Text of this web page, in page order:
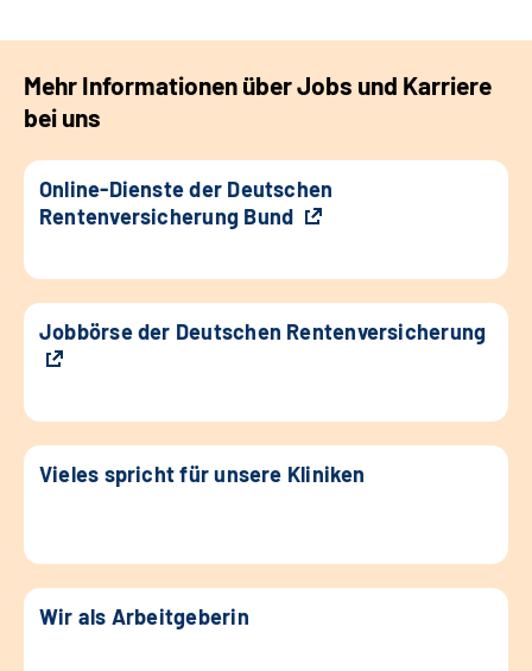
Mehr Informationen über Jobs und Karriere
bei uns
Online-Dienste der Deutschen
Rentenversicherung Bund
Jobbörse der Deutschen Rentenversicherung
Vieles spricht für unsere Kliniken
Wir als Arbeitgeberin